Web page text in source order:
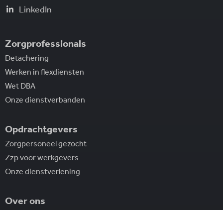
LinkedIn
Zorgprofessionals
Detachering
Werken in flexdiensten
Wet DBA
Onze dienstverbanden
Opdrachtgevers
Zorgpersoneel gezocht
Zzp voor werkgevers
Onze dienstverlening
Over ons